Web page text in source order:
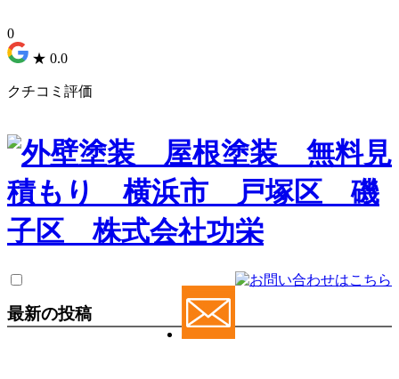
0
★ 0.0
クチコミ評価
最新の投稿